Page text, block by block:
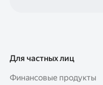
Для частных лиц
Финансовые продукты